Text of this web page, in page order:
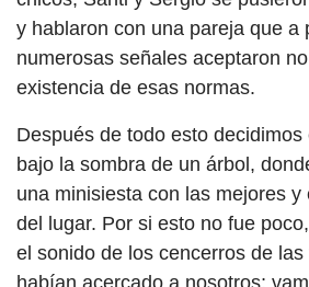
y hablaron con una pareja que a
numerosas señales aceptaron
existencia de esas normas.
Después de todo esto
bajo la sombra de un árbol,
una minisiesta con las mejores
del lugar. Por si esto no fue
el sonido de los cencerros de
habían acercado a nosotros;